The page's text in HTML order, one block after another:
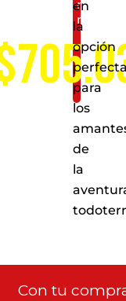
nivel
nacional
en
la
opción
para
los
de
la
Con tu